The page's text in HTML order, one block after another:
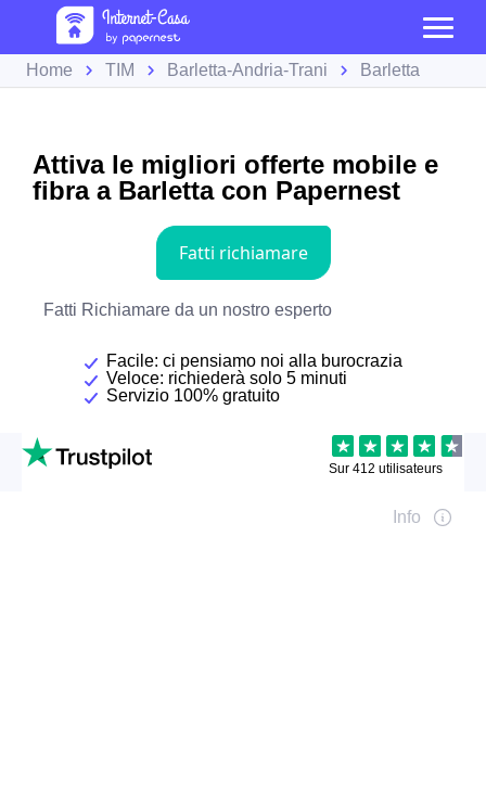
Home TIM Barletta-Andria-Trani Barletta